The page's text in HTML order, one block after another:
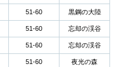
51-60 黒鋼の大陸
51-60 忘却の渓谷
51-60 忘却の渓谷
51-60 夜光の森